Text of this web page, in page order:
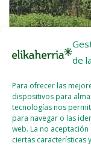
de
Para ofrecer las
dispositivos para
tecnologías nos
para navegar o las
web. La no
ciertas características